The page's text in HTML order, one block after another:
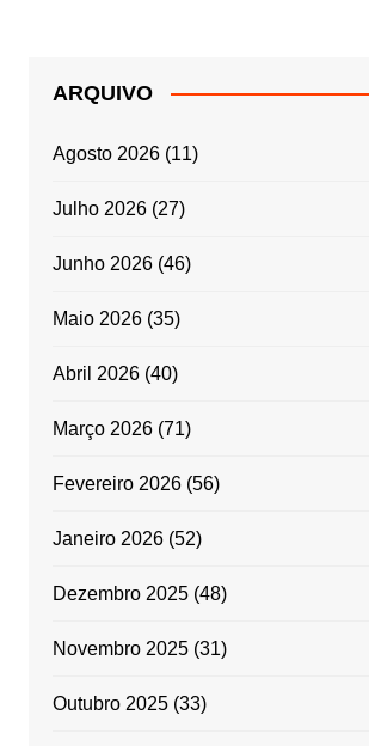
ARQUIVO
Agosto 2026(11)
Julho 2026(27)
Junho 2026(46)
Maio 2026(35)
Abril 2026(40)
Março 2026(71)
Fevereiro 2026(56)
Janeiro 2026(52)
Dezembro 2025(48)
Novembro 2025(31)
Outubro 2025(33)